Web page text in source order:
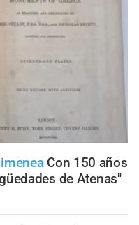
Con 150 años
de Atenas"